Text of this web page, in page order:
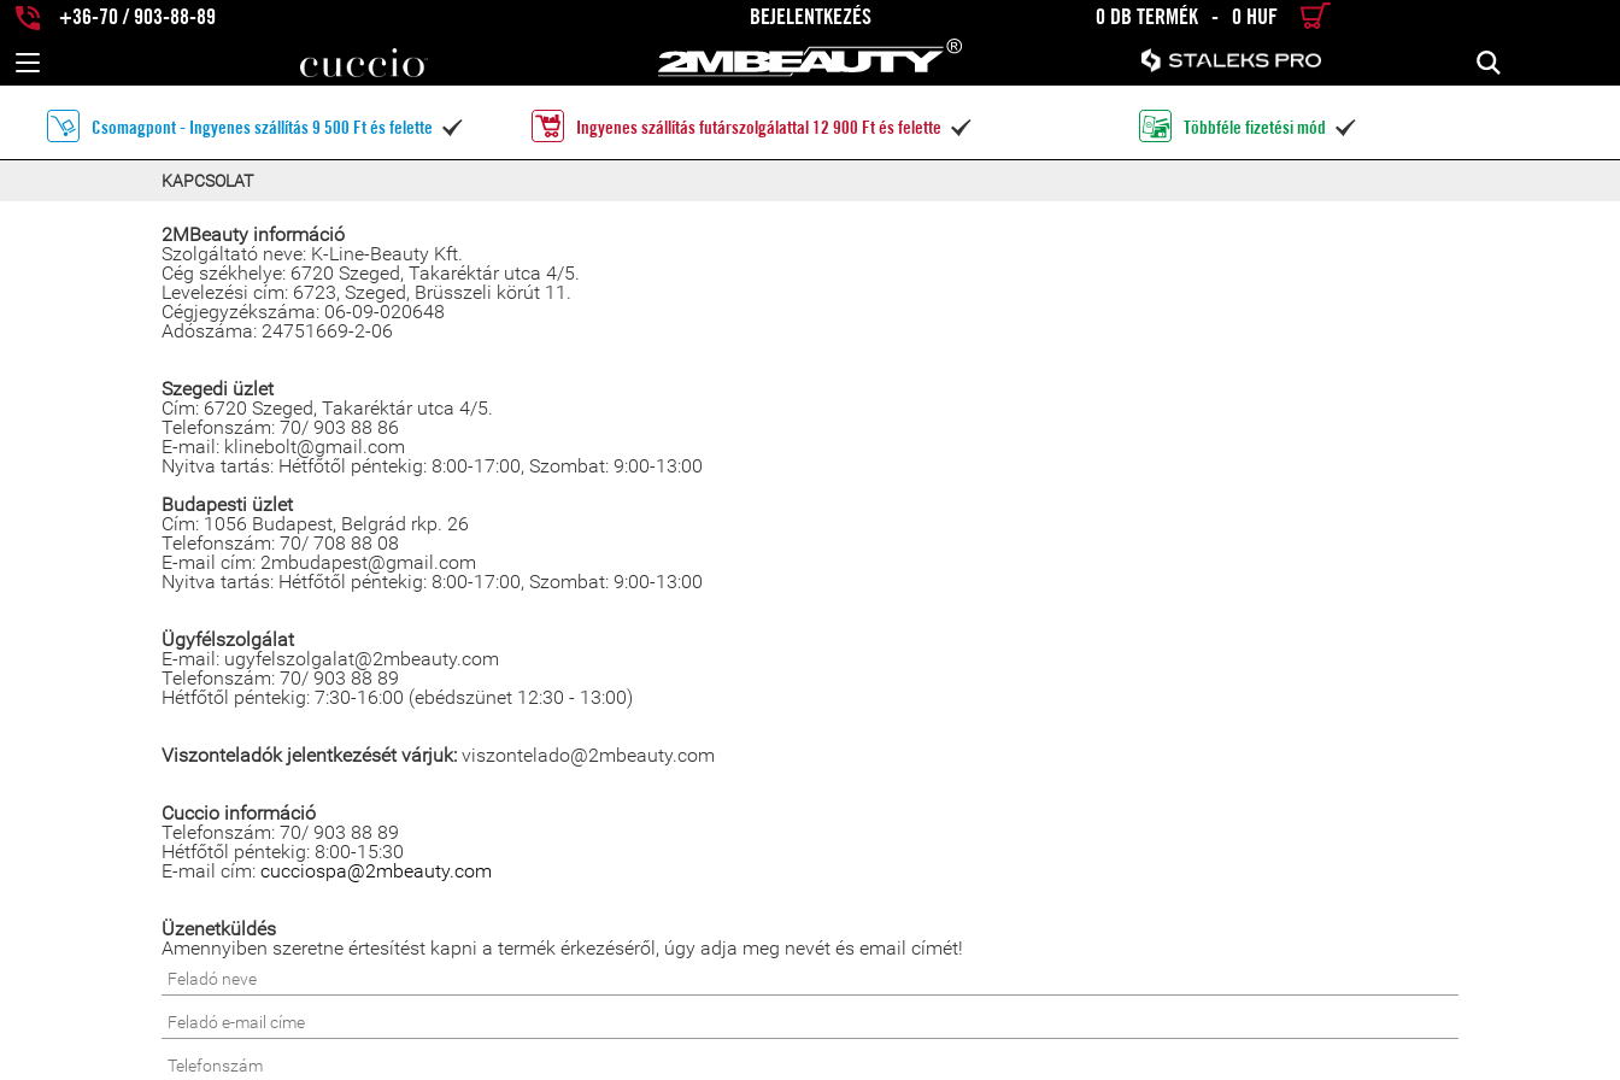
+36-70 / 903-88-89 BEJELENTKEZÉS 0 DB TERMÉK - 0 HUF
RÉSZLETES KERESÉS KERESÉS
Csomagpont - Ingyenes szállítás 9 500 Ft és felette  Ingyenes szállítás futárszolgálattal 12 900 Ft és felette  Többféle fizetési mód 
KAPCSOLAT
2MBeauty információ
Szolgáltató neve: K-Line-Beauty Kft.
Cég székhelye: 6720 Szeged, Takaréktár utca 4/5.
Levelezési cím: 6723, Szeged, Brüsszeli körút 11.
Cégjegyzékszáma: 06-09-020648
Adószáma: 24751669-2-06
Szegedi üzlet
Cím: 6720 Szeged, Takaréktár utca 4/5.
Telefonszám: 70/ 903 88 86
E-mail: klinebolt@gmail.com
Nyitva tartás: Hétfőtől péntekig: 8:00-17:00, Szombat: 9:00-13:00
Budapesti üzlet
Cím: 1056 Budapest, Belgrád rkp. 26
Telefonszám: 70/ 708 88 08
E-mail cím: 2mbudapest@gmail.com
Nyitva tartás: Hétfőtől péntekig: 8:00-17:00, Szombat: 9:00-13:00
Ügyfélszolgálat
E-mail: ugyfelszolgalat@2mbeauty.com
Telefonszám: 70/ 903 88 89
Hétfőtől péntekig: 7:30-16:00 (ebédszünet 12:30 - 13:00)
Viszonteladók jelentkezését várjuk: viszontelado@2mbeauty.com
Cuccio információ
Telefonszám: 70/ 903 88 89
Hétfőtől péntekig: 8:00-15:30
E-mail cím:cucciospa@2mbeauty.com
Üzenetküldés
Amennyiben szeretne értesítést kapni a termék érkezéséről, úgy adja meg nevét és email címét!